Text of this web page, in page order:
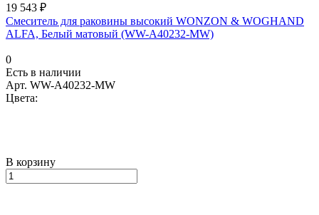
19 543 ₽
Смеситель для раковины высокий WONZON & WOGHAND
ALFA, Белый матовый (WW-A40232-MW)
0
Есть в наличии
Арт. WW-A40232-MW
Цвета:
В корзину